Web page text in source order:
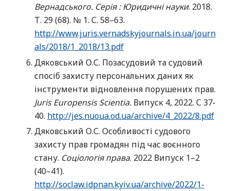
Вернадського. Серія : Юридичні науки. 2018.
Т. 29 (68). № 1. С. 58–63.
http://www.juris.vernadskyjournals.in.ua/journ
als/2018/1_2018/13.pdf
Дяковський О.С. Позасудовий та судовий
спосіб захисту персональних даних як
інструменти відновлення порушених прав.
Juris Europensis Scientia.Випуск 4, 2022. С 37-
40. http://jes.nuoua.od.ua/archive/4_2022/8.pdf
Дяковський О.С. Особливості судового
захисту прав громадян під час воєнного
стану. Соціологія права. 2022 Випуск 1–2
(40–41).
http://soclaw.idpnan.kyiv.ua/archive/2022/1-